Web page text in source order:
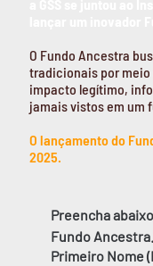
O Fundo Ancestra
tradicionais por
impacto legítimo,
jamais vistos em um
O lançamento do
2025.
Preencha
Fundo Ancestra.
Primeiro Nome